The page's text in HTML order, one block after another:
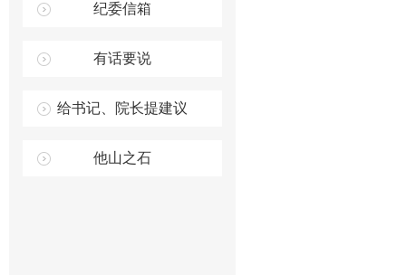
纪委信箱
有话要说
给书记、院长提建议
他山之石